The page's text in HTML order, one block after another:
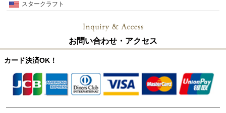
スタークラフト
お問い合わせ・アクセス
カード決済OK！